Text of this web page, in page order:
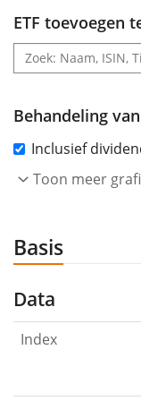
ETF toevoegen
Behandeling
Inclusief
Toon meer
Basis
Data
Index